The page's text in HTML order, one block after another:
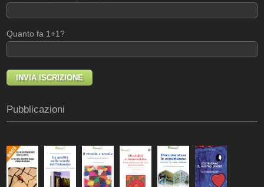
Quanto fa 1+1?
Pubblicazioni